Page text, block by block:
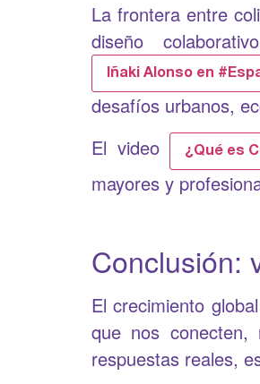
La frontera entre
diseño
Iñaki Alonso en
desafíos urbanos,
El video
¿Qué es
mayores y
Conclusión:
El crecimiento
que nos
respuestas reales,